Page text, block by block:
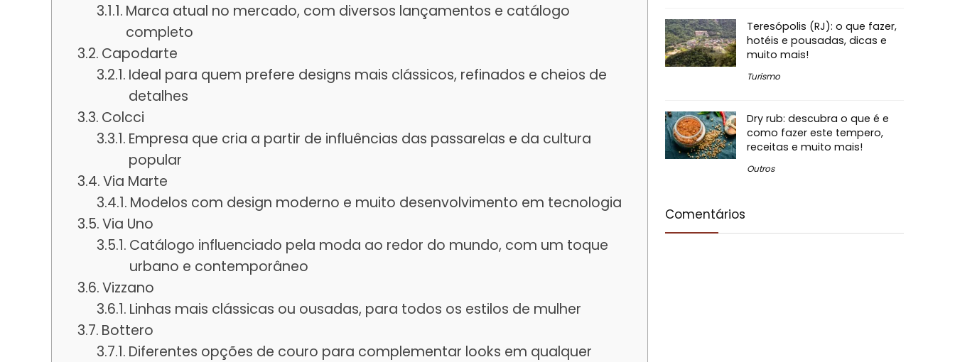
Marca atual no mercado, com diversos lançamentos e catálogo
completo
Capodarte
Ideal para quem prefere designs mais clássicos, refinados e cheios de
detalhes
Colcci
Empresa que cria a partir de influências das passarelas e da cultura
popular
Via Marte
Modelos com design moderno e muito desenvolvimento em tecnologia
Via Uno
Catálogo influenciado pela moda ao redor do mundo, com um toque
urbano e contemporâneo
Vizzano
Linhas mais clássicas ou ousadas, para todos os estilos de mulher
Bottero
Diferentes opções de couro para complementar looks em qualquer
Teresópolis (RJ): o que fazer,
hotéis e pousadas, dicas e
muito mais!
Turismo
Dry rub: descubra o que é e
como fazer este tempero,
receitas e muito mais!
Outros
Comentários